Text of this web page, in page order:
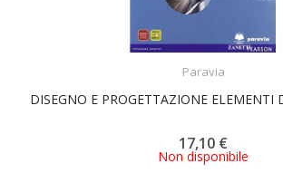
Paravia
DISEGNO E PROGETTAZIONE ELEMENTI
17,10 €
Non disponibile